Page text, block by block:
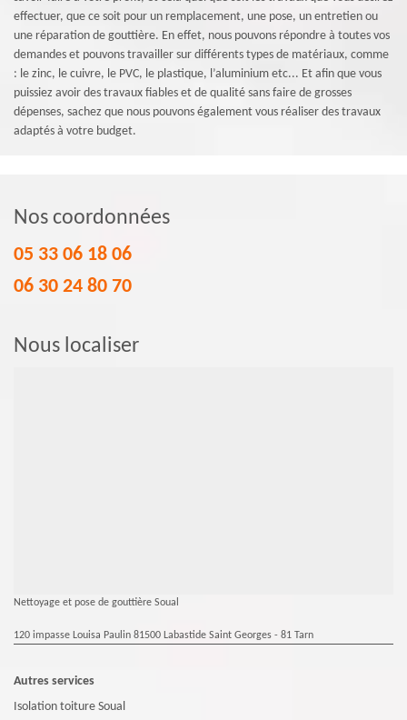
effectuer, que ce soit pour un remplacement, une pose, un entretien ou
une réparation de gouttière. En effet, nous pouvons répondre à toutes vos
demandes et pouvons travailler sur différents types de matériaux, comme
: le zinc, le cuivre, le PVC, le plastique, l’aluminium etc... Et afin que vous
puissiez avoir des travaux fiables et de qualité sans faire de grosses
dépenses, sachez que nous pouvons également vous réaliser des travaux
adaptés à votre budget.
Nos coordonnées
05 33 06 18 06
06 30 24 80 70
Nous localiser
Nettoyage et pose de gouttière Soual
120 impasse Louisa Paulin 81500 Labastide Saint Georges - 81 Tarn
Autres services
Isolation toiture Soual